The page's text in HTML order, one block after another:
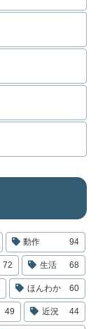
動作 94
72 生活 68
ほんわか 60
49 近況 44